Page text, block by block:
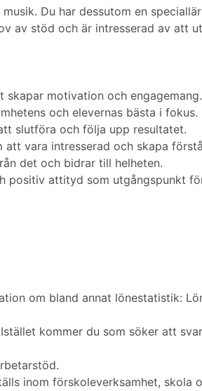
Du har dessutom en
av stöd och är intresserad av att
motivation och engagemang.
och elevernas bästa i
slutföra och följa upp resultatet.
vara intresserad och skapa
det och bidrar till helheten.
positiv attityd som utgångspunkt
om bland annat lönestatistik:
kommer du som söker att
inom förskoleverksamhet, skola